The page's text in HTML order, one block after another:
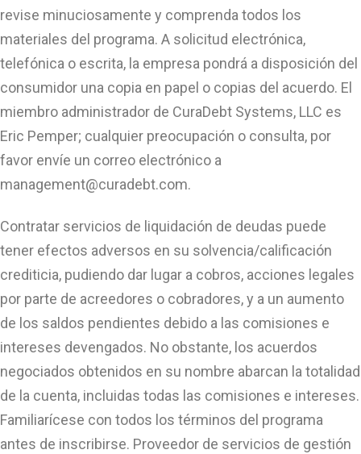
revise minuciosamente y comprenda todos los
materiales del programa. A solicitud electrónica,
telefónica o escrita, la empresa pondrá a disposición del
consumidor una copia en papel o copias del acuerdo. El
miembro administrador de CuraDebt Systems, LLC es
Eric Pemper; cualquier preocupación o consulta, por
favor envíe un correo electrónico a
management@curadebt.com.
Contratar servicios de liquidación de deudas puede
tener efectos adversos en su solvencia/calificación
crediticia, pudiendo dar lugar a cobros, acciones legales
por parte de acreedores o cobradores, y a un aumento
de los saldos pendientes debido a las comisiones e
intereses devengados. No obstante, los acuerdos
negociados obtenidos en su nombre abarcan la totalidad
de la cuenta, incluidas todas las comisiones e intereses.
Familiarícese con todos los términos del programa
antes de inscribirse. Proveedor de servicios de gestión